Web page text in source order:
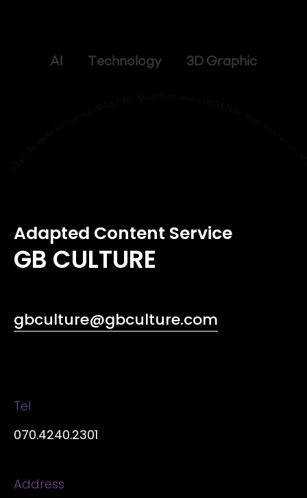
AI Technology 3D Graphic
Adapted Content Service
GB CULTURE
gbculture@gbculture.com
Tel
070.4240.2301
Address